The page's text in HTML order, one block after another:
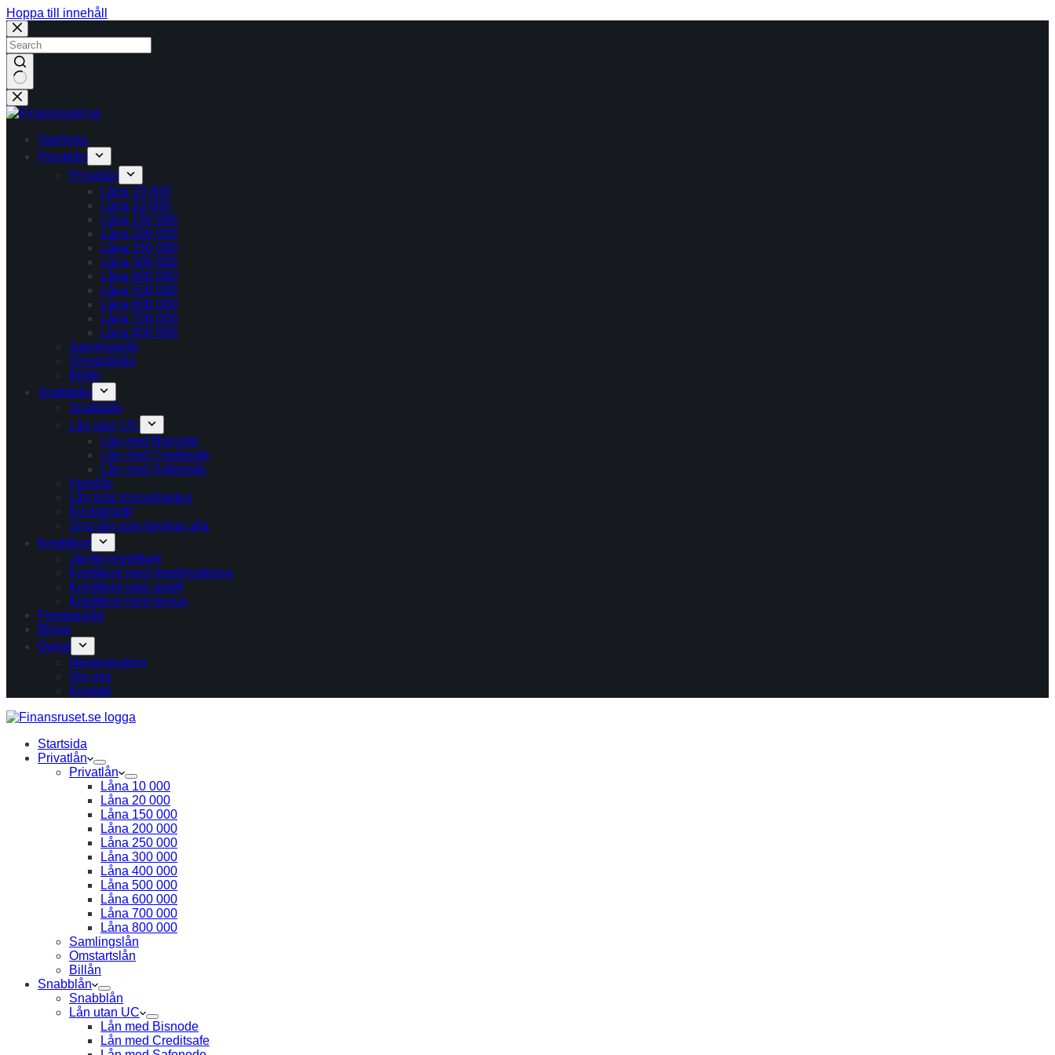
Hoppa till innehåll
Inga
resultat
Startsida
Privatlån
Privatlån
Låna 10 000
Låna 20 000
Låna 150 000
Låna 200 000
Låna 250 000
Låna 300 000
Låna 400 000
Låna 500 000
Låna 600 000
Låna 700 000
Låna 800 000
Samlingslån
Omstartslån
Billån
Snabblån
Snabblån
Lån utan UC
Lån med Bisnode
Lån med Creditsafe
Lån med Safenode
Helglån
Lån trots Kronofogden
Kontokredit
Sms lån som beviljar alla
Kreditkort
Jämför kreditkort
Kreditkort med reseförsäkring
Kreditkort utan avgift
Kreditkort med bonus
Företagslån
Blogg
Övrigt
långeneratorn
Om oss
Kontakt
Startsida
Privatlån
Privatlån
Låna 10 000
Låna 20 000
Låna 150 000
Låna 200 000
Låna 250 000
Låna 300 000
Låna 400 000
Låna 500 000
Låna 600 000
Låna 700 000
Låna 800 000
Samlingslån
Omstartslån
Billån
Snabblån
Snabblån
Lån utan UC
Lån med Bisnode
Lån med Creditsafe